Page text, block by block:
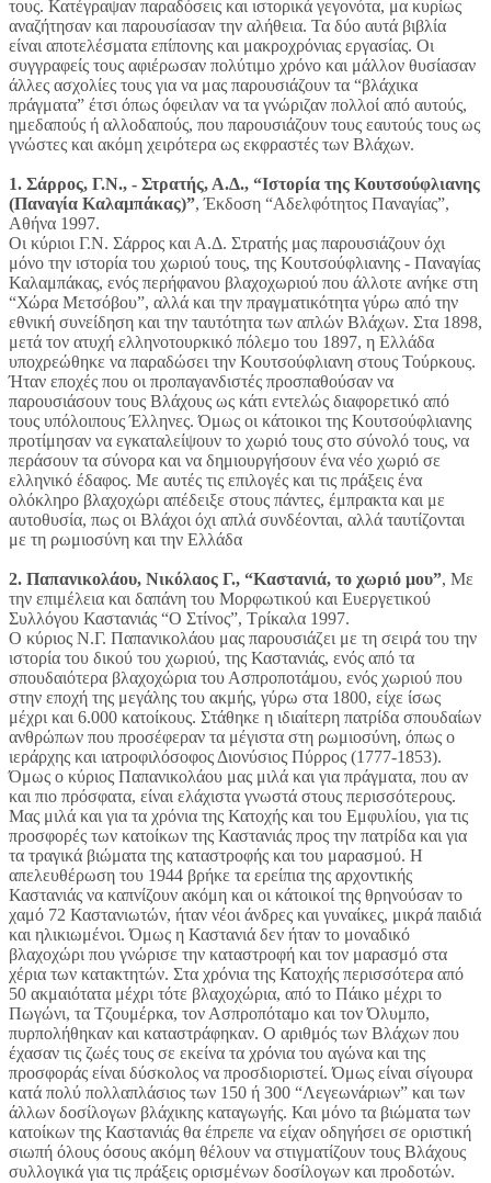
τους. Κατέγραψαν παραδόσεις και ιστορικά γεγονότα, μα κυρίως
αναζήτησαν και παρουσίασαν την αλήθεια. Τα δύο αυτά βιβλία
είναι αποτελέσματα επίπονης και μακροχρόνιας εργασίας. Οι
συγγραφείς τους αφιέρωσαν πολύτιμο χρόνο και μάλλον θυσίασαν
άλλες ασχολίες τους για να μας παρουσιάζουν τα “βλάχικα
πράγματα” έτσι όπως όφειλαν να τα γνώριζαν πολλοί από αυτούς,
ημεδαπούς ή αλλοδαπούς, που παρουσιάζουν τους εαυτούς τους ως
γνώστες και ακόμη χειρότερα ως εκφραστές των Βλάχων.
1. Σάρρος, Γ.Ν., - Στρατής, Α.Δ., “Ιστορία της Κουτσούφλιανης
(Παναγία Καλαμπάκας)”, Έκδοση “Αδελφότητος Παναγίας”,
Αθήνα 1997.
Οι κύριοι Γ.Ν. Σάρρος και Α.Δ. Στρατής μας παρουσιάζουν όχι
μόνο την ιστορία του χωριού τους, της Κουτσούφλιανης - Παναγίας
Καλαμπάκας, ενός περήφανου βλαχοχωριού που άλλοτε ανήκε στη
“Χώρα Μετσόβου”, αλλά και την πραγματικότητα γύρω από την
εθνική συνείδηση και την ταυτότητα των απλών Βλάχων. Στα 1898,
μετά τον ατυχή ελληνοτουρκικό πόλεμο του 1897, η Ελλάδα
υποχρεώθηκε να παραδώσει την Κουτσούφλιανη στους Τούρκους.
Ήταν εποχές που οι προπαγανδιστές προσπαθούσαν να
παρουσιάσουν τους Βλάχους ως κάτι εντελώς διαφορετικό από
τους υπόλοιπους Έλληνες. Όμως οι κάτοικοι της Κουτσούφλιανης
προτίμησαν να εγκαταλείψουν το χωριό τους στο σύνολό τους, να
περάσουν τα σύνορα και να δημιουργήσουν ένα νέο χωριό σε
ελληνικό έδαφος. Με αυτές τις επιλογές και τις πράξεις ένα
ολόκληρο βλαχοχώρι απέδειξε στους πάντες, έμπρακτα και με
αυτοθυσία, πως οι Βλάχοι όχι απλά συνδέονται, αλλά ταυτίζονται
με τη ρωμιοσύνη και την Ελλάδα
2. Παπανικολάου, Νικόλαος Γ., “Καστανιά, το χωριό μου”, Με
την επιμέλεια και δαπάνη του Μορφωτικού και Ευεργετικού
Συλλόγου Καστανιάς “Ο Στίνος”, Τρίκαλα 1997.
Ο κύριος Ν.Γ. Παπανικολάου μας παρουσιάζει με τη σειρά του την
ιστορία του δικού του χωριού, της Καστανιάς, ενός από τα
σπουδαιότερα βλαχοχώρια του Ασπροποτάμου, ενός χωριού που
στην εποχή της μεγάλης του ακμής, γύρω στα 1800, είχε ίσως
μέχρι και 6.000 κατοίκους. Στάθηκε η ιδιαίτερη πατρίδα σπουδαίων
ανθρώπων που προσέφεραν τα μέγιστα στη ρωμιοσύνη, όπως ο
ιεράρχης και ιατροφιλόσοφος Διονύσιος Πύρρος (1777-1853).
Όμως ο κύριος Παπανικολάου μας μιλά και για πράγματα, που αν
και πιο πρόσφατα, είναι ελάχιστα γνωστά στους περισσότερους.
Μας μιλά και για τα χρόνια της Κατοχής και του Εμφυλίου, για τις
προσφορές των κατοίκων της Καστανιάς προς την πατρίδα και για
τα τραγικά βιώματα της καταστροφής και του μαρασμού. Η
απελευθέρωση του 1944 βρήκε τα ερείπια της αρχοντικής
Καστανιάς να καπνίζουν ακόμη και οι κάτοικοί της θρηνούσαν το
χαμό 72 Καστανιωτών, ήταν νέοι άνδρες και γυναίκες, μικρά παιδιά
και ηλικιωμένοι. Όμως η Καστανιά δεν ήταν το μοναδικό
βλαχοχώρι που γνώρισε την καταστροφή και τον μαρασμό στα
χέρια των κατακτητών. Στα χρόνια της Κατοχής περισσότερα από
50 ακμαιότατα μέχρι τότε βλαχοχώρια, από το Πάικο μέχρι το
Πωγώνι, τα Τζουμέρκα, τον Ασπροπόταμο και τον Όλυμπο,
πυρπολήθηκαν και καταστράφηκαν. Ο αριθμός των Βλάχων που
έχασαν τις ζωές τους σε εκείνα τα χρόνια του αγώνα και της
προσφοράς είναι δύσκολος να προσδιοριστεί. Όμως είναι σίγουρα
κατά πολύ πολλαπλάσιος των 150 ή 300 “Λεγεωνάριων” και των
άλλων δοσίλογων βλάχικης καταγωγής. Και μόνο τα βιώματα των
κατοίκων της Καστανιάς θα έπρεπε να είχαν οδηγήσει σε οριστική
σιωπή όλους όσους ακόμη θέλουν να στιγματίζουν τους Βλάχους
συλλογικά για τις πράξεις ορισμένων δοσίλογων και προδοτών.